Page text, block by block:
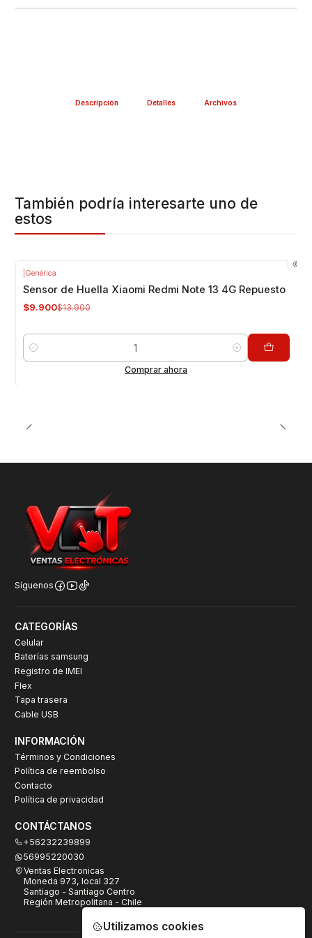
Descripción Detalles Archivos
También podría interesarte uno de
estos
Genérica
Sensor de Huella Xiaomi Redmi Note 13 4G Repuesto
$9.900$13.900
Cantidad
Comprar ahora
Síguenos
CATEGORÍAS
Celular
Baterías samsung
Registro de IMEI
Flex
Tapa trasera
Cable USB
INFORMACIÓN
Términos y Condiciones
Política de reembolso
Contacto
Política de privacidad
CONTÁCTANOS
+56232239899
56995220030
Ventas Electronicas
Moneda 973, local 327
Santiago - Santiago Centro
Región Metropolitana - Chile
Utilizamos cookies